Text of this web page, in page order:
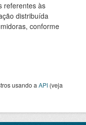
referentes às
distribuída
conforme
usando a API (veja